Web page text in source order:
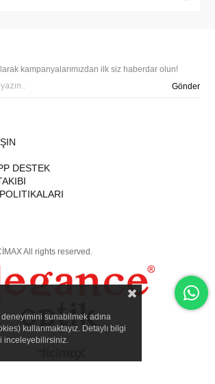
kampanyalarımızdan ilk siz haberdar olun!
Gönder
DESTEK
All rights reserved.
sunabilmek adına
kullanmaktayız. Detaylı bilgi
inceleyebilirsiniz.